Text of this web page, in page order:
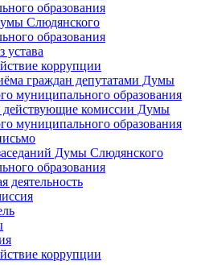
образования
Слюдянского
образования
устава
коррупции
граждан депутатами Думы
муниципального образования
действующие комиссии Думы
муниципального образования
Думы Слюдянского
образования
деятельность
коррупции